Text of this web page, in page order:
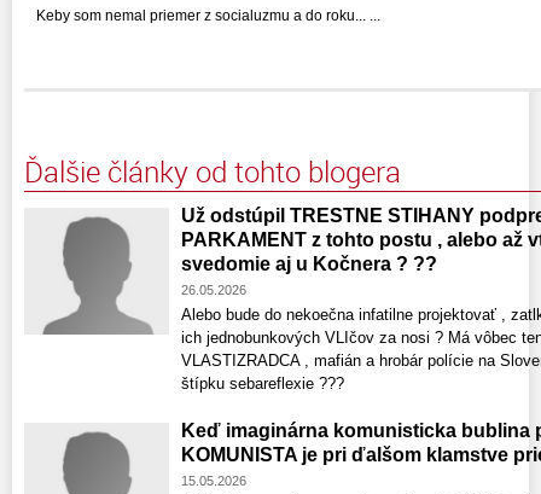
Keby som nemal priemer z socialuzmu a do roku... ...
Ďalšie články od tohto blogera
Už odstúpil TRESTNE STIHANY
PARKAMENT z tohto postu , alebo až
svedomie aj u Kočnera ? ??
26.05.2026
Alebo bude do nekoečna infatilne projektovať ,
ich jednobunkových VLIčov za nosi ? Má vôbec
VLASTIZRADCA , mafián a hrobár polície na
štípku sebareflexie ???
Keď imaginárna komunisticka bublina
KOMUNISTA je pri ďalšom klamstve
15.05.2026